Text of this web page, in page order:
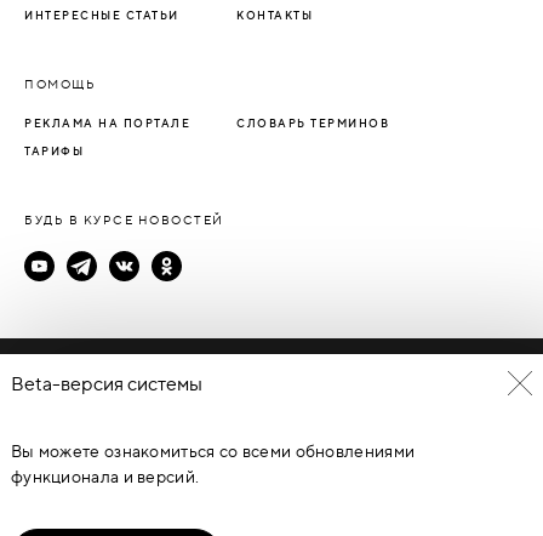
ИНТЕРЕСНЫЕ СТАТЬИ КОНТАКТЫ
ПОМОЩЬ
РЕКЛАМА НА ПОРТАЛЕ СЛОВАРЬ ТЕРМИНОВ
ТАРИФЫ
БУДЬ В КУРСЕ НОВОСТЕЙ
Политика конфиденциальности
© Каталог дверей - DverProf, 2021-2026Материалы сайта
являются объектами авторского права. Запрещается
копирование, распространение, любое использование
ФЕДЕРАЦИИ ОТ 09.07.93Г. №5351-1 “ОБ АВТОРСКОМ ПРАВЕ И
Beta-версия системы
Вы можете ознакомиться со всеми обновлениями
функционала и версий.